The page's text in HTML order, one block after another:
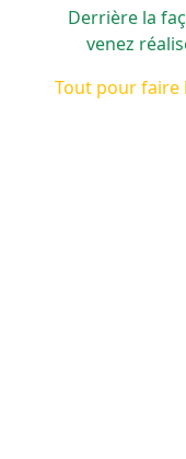
Derrière la
venez
Tout pour faire